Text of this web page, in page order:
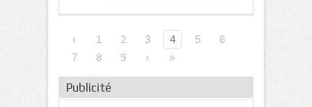
‹ 1 2 3 4 5
6
7
8 9 › »
Publicité